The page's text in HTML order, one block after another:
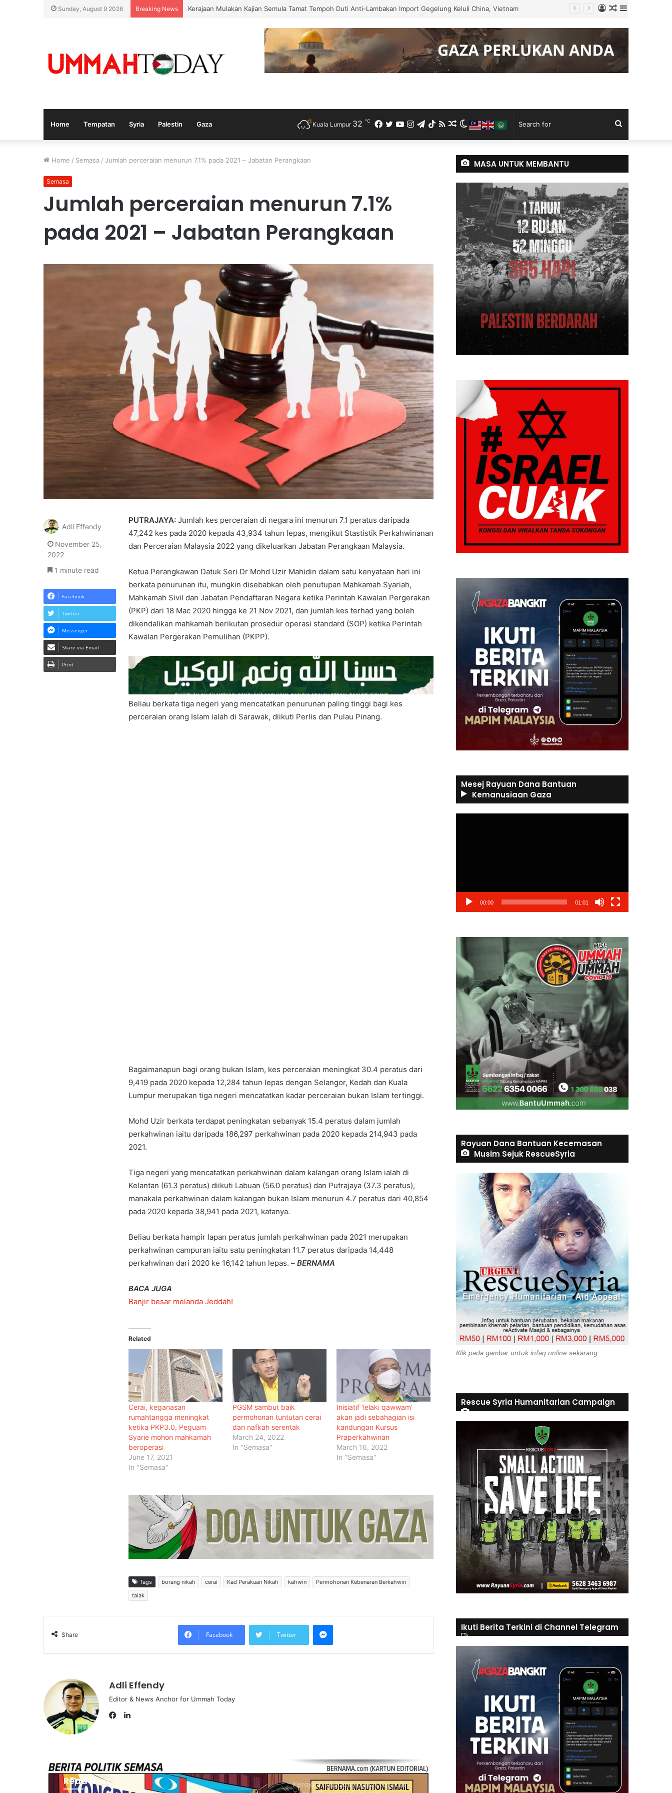
Sunday, August 9 2026 Breaking News Nurul Izzah Bercuti Sementara Jawatan Timbalan Presiden PKR, Saifuddin Pemangku Tugas
Random
Article
Log
In
Home Tempatan Syria Palestin Gaza
for
Switch
skin
Random
Article
RSS
TikTok
Telegram
Instagram
YouTube
Twitter
Facebook
Kuala Lumpur 32 ℃
Home / Semasa / Jumlah perceraian menurun 7.1% pada 2021 – Jabatan Perangkaan
Semasa
Jumlah perceraian menurun 7.1%
pada 2021 – Jabatan Perangkaan
PUTRAJAYA: Jumlah kes perceraian di negara ini menurun 7.1 peratus daripada
47,242 kes pada 2020 kepada 43,934 tahun lepas, mengikut Stastistik Perkahwinanan
dan Perceraian Malaysia 2022 yang dikeluarkan Jabatan Perangkaan Malaysia.
Ketua Perangkawan Datuk Seri Dr Mohd Uzir Mahidin dalam satu kenyataan hari ini
berkata penurunan itu, mungkin disebabkan oleh penutupan Mahkamah Syariah,
Mahkamah Sivil dan Jabatan Pendaftaran Negara ketika Perintah Kawalan Pergerakan
(PKP) dari 18 Mac 2020 hingga ke 21 Nov 2021, dan jumlah kes terhad yang boleh
dikendalikan mahkamah berikutan prosedur operasi standard (SOP) ketika Perintah
Kawalan Pergerakan Pemulihan (PKPP).
Beliau berkata tiga negeri yang mencatatkan penurunan paling tinggi bagi kes
perceraian orang Islam ialah di Sarawak, diikuti Perlis dan Pulau Pinang.
Bagaimanapun bagi orang bukan Islam, kes perceraian meningkat 30.4 peratus dari
9,419 pada 2020 kepada 12,284 tahun lepas dengan Selangor, Kedah dan Kuala
Lumpur merupakan tiga negeri mencatatkan kadar perceraian bukan Islam tertinggi.
Mohd Uzir berkata terdapat peningkatan sebanyak 15.4 peratus dalam jumlah
perkahwinan iaitu daripada 186,297 perkahwinan pada 2020 kepada 214,943 pada
2021.
Tiga negeri yang mencatatkan perkahwinan dalam kalangan orang Islam ialah di
Kelantan (61.3 peratus) diikuti Labuan (56.0 peratus) dan Putrajaya (37.3 peratus),
manakala perkahwinan dalam kalangan bukan Islam menurun 4.7 peratus dari 40,854
pada 2020 kepada 38,941 pada 2021, katanya.
Beliau berkata hampir lapan peratus jumlah perkahwinan pada 2021 merupakan
perkahwinan campuran iaitu satu peningkatan 11.7 peratus daripada 14,448
perkahwinan dari 2020 ke 16,142 tahun lepas. – BERNAMA
BACA JUGA
Banjir besar melanda Jeddah!
Related
Cerai, keganasan
rumahtangga meningkat
ketika PKP3.0, Peguam
Syarie mohon mahkamah
beroperasi
June 17, 2021
In "Semasa"
PGSM sambut baik
permohonan tuntutan cerai
dan nafkah serentak
March 24, 2022
In "Semasa"
Inisiatif ‘lelaki qawwam’
akan jadi sebahagian isi
kandungan Kursus
Praperkahwinan
March 16, 2022
In "Semasa"
Tags borang nikah cerai Kad Perakuan Nikah kahwin
Permohonan Kebenaran Berkahwin
talak
Adli Effendy
November 25,
2022
1 minute read
Facebook
Twitter
Messenger
Share via Email
Print
Share Facebook Twitter
Adli Effendy
Editor & News Anchor for Ummah Today
e
b
o
L
e
d
Read Next
Malaysia Dipilih Jadi Tuan Rumah
Kongres Farmasi Dunia 2027
Malaysia-Hungary Perkukuh
Kerjasama Pertanian dan
Kerajaan Iran
Itali Bakal Berdepan Gelombang
Haba Ekstrem Selama 10 Hari Lagi,
Kerajaan Mulakan Kajian Semula
Tamat Tempoh Duti Anti-
MASA UNTUK MEMBANTU
Mesej Rayuan Dana Bantuan
Kemanusiaan Gaza
00:00 01:01
Rayuan Dana Bantuan Kecemasan
Musim Sejuk RescueSyria
Klik pada gambar untuk infaq online sekarang
Rescue Syria Humanitarian Campaign
Ikuti Berita Terkini di Channel Telegram